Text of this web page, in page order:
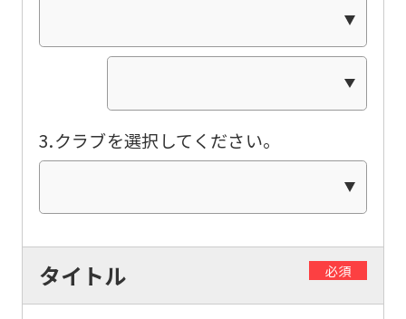
3.クラブを選択してください。
タイトル 必須
website
translated
mechanically,
it
may
be